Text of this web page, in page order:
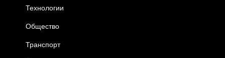
Технологии
Общество
Транспорт